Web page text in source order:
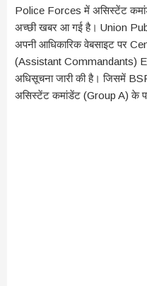
Police Forces में असिस्टेंट
अच्छी खबर आ गई है। Union
अपनी आधिकारिक वेबसाइट पर
(Assistant Commandants)
अधिसूचना जारी की है। जिसमें
असिस्टेंट कमांडेंट (Group A) के